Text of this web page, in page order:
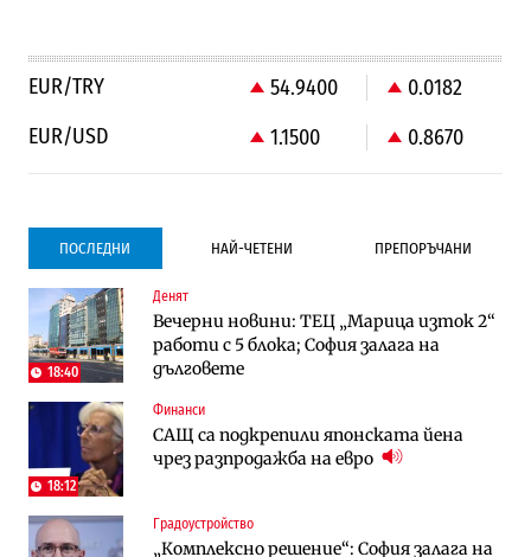
EUR/TRY 54.9400
0.0182
EUR/USD
1.1500 0.8670
ПОСЛЕДНИ НАЙ-ЧЕТЕНИ ПРЕПОРЪЧАНИ
18:40
Денят
Вечерни новини: ТЕЦ „Марица изток 2“
работи с 5 блока; София залага на
дълговете
18:12
Финанси
САЩ са подкрепили японската йена
чрез разпродажба на евро
Градоустройство
„Комплексно решение“: София залага на
Градоустройство
Столична община избра изпълнител за
преместването на трамвайното
трасе по бул. „Скобелев“
Компании
Vivacom предлага над 150 устройства с
90% отстъпка през август
Енергетика
АЕЦ „Козлодуй“ ще работи само още
Компании
Vivacom предлага над 150 устройства с
90% отстъпка през август
To:know
Последни дни с обозначаване на цените
в лева: Какво предстои?
Градоустройство
Столична община избра изпълнител за